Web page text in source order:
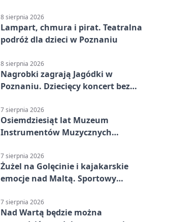
8 sierpnia 2026
Lampart, chmura i pirat. Teatralna
podróż dla dzieci w Poznaniu
8 sierpnia 2026
Nagrobki zagrają Jagódki w
Poznaniu. Dziecięcy koncert bez
7 sierpnia 2026
Osiemdziesiąt lat Muzeum
Instrumentów Muzycznych
7 sierpnia 2026
Żużel na Golęcinie i kajakarskie
emocje nad Maltą. Sportowy
7 sierpnia 2026
Nad Wartą będzie można